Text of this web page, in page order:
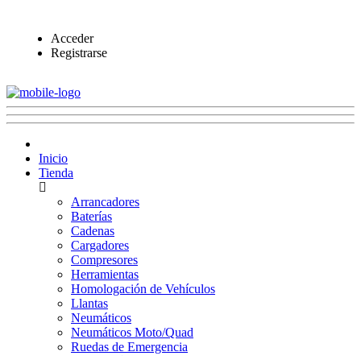
Acceder
Registrarse
Inicio
Tienda
Arrancadores
Baterías
Cadenas
Cargadores
Compresores
Herramientas
Homologación de Vehículos
Llantas
Neumáticos
Neumáticos Moto/Quad
Ruedas de Emergencia